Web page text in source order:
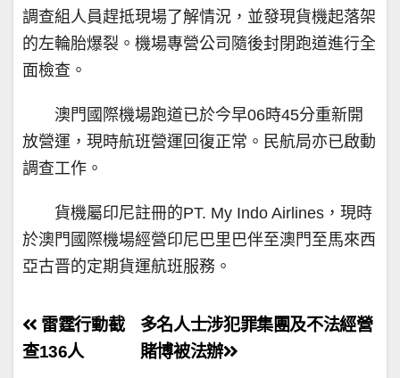
調查組人員趕抵現場了解情況，並發現貨機起落架
的左輪胎爆裂。機場專營公司隨後封閉跑道進行全
面檢查。
澳門國際機場跑道已於今早06時45分重新開
放營運，現時航班營運回復正常。民航局亦已啟動
調查工作。
貨機屬印尼註冊的PT. My Indo Airlines，現時
於澳門國際機場經營印尼巴里巴伴至澳門至馬來西
亞古晋的定期貨運航班服務。
文
章
多名人士涉犯罪集團及不法經營
賭博被法辦
雷霆行動截
查136人